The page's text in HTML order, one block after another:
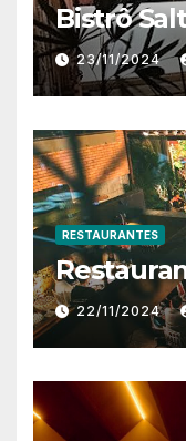
Bistrô
23/11/2024
RESTAURANTES
22/11/2024